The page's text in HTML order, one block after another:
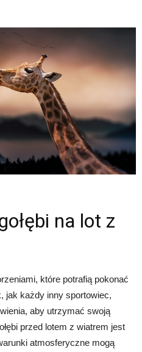
na lot z
które potrafią pokonać
jak każdy inny sportowiec,
aby utrzymać swoją
przed lotem z wiatrem jest
atmosferyczne mogą